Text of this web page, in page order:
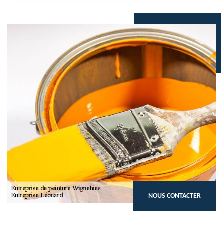
NOUS CONTACTER